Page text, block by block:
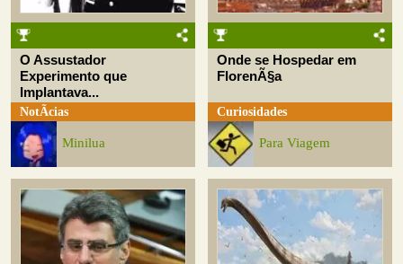
O Assustador
Experimento que
Implantava...
NotÃ­cias
Minilua
Onde se Hospedar em
FlorenÃ§a
Curiosidades
Para Viagem